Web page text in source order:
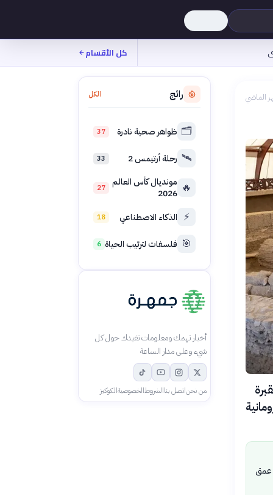
كل الأقسام
الماضي
السياحة والآثار المصرية عن اكتشاف 18 مقبرة
الرومانية
عمق
رائج الكل
🗂️ ظواهر صحية نادرة 37
🛰️ رحلة أرتيمس 2 33
🔥 مونديال كأس العالم
2026
27
⚡ الذكاء الاصطناعي 18
🎯 فلسفات لترتيب الحياة 6
أخبار تهمك ومعلومات تفيدك حول كل
شيء وعلى مدار الساعة
من نحناتصل بناالشروطالخصوصيةالكوكيز